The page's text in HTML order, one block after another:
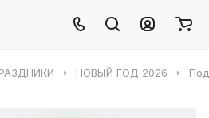
НОВЫЙ ГОД 2026